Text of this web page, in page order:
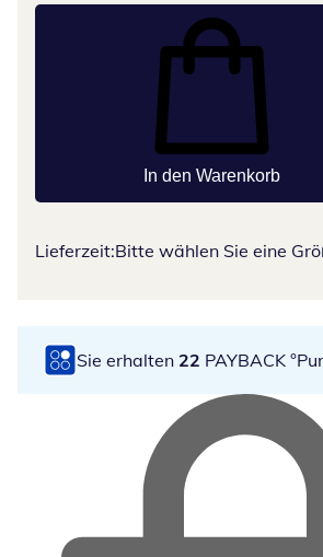
In den Warenkorb
Lieferzeit:Bitte wählen Sie eine
Sie erhalten 22 PAYBACK